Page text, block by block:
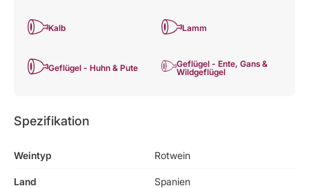
Kalb Lamm
Geflügel - Huhn & Pute
Geflügel - Ente, Gans &
Wildgeflügel
Spezifikation
Weintyp Rotwein
Land Spanien